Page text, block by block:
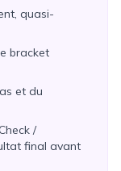
quasi-
bracket
et du
/
final avant